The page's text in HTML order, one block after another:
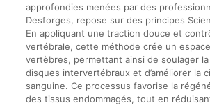
approfondies menées par des
Desforges, repose sur des principes
En appliquant une traction douce et
vertébrale, cette méthode crée un
vertèbres, permettant ainsi de soulager
disques intervertébraux et d’améliorer la
sanguine. Ce processus favorise la
des tissus endommagés, tout en